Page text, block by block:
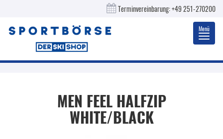
Terminvereinbarung:+49 251-270200
Menü
MEN FEEL HALFZIP
WHITE/BLACK